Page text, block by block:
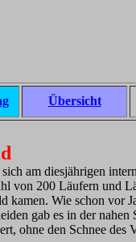
Übersicht
am diesjährigen
von 200 Läufern und
kamen. Wie schon vor
gab es in der
ohne den Schnee des